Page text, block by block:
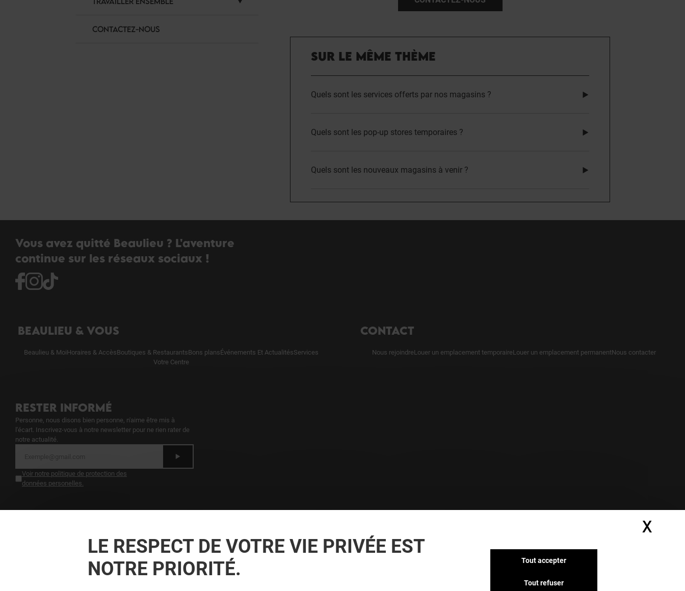
CONTACTEZ-NOUS
SUR LE MÊME THÈME
Quels sont les services offerts par nos magasins ?
Quels sont les pop-up stores temporaires ?
Quels sont les nouveaux magasins à venir ?
Vous avez quitté Beaulieu ? L'aventure
continue sur les réseaux sociaux !
BEAULIEU & VOUS
Beaulieu & MoiHoraires & AccèsBoutiques & RestaurantsBons plansÉvénements Et ActualitésServices
Votre Centre
CONTACT
Nous rejoindreLouer un emplacement temporaireLouer un emplacement permanentNous contacter
RESTER INFORMÉ
Personne, nous disons bien personne, n'aime être mis à
l'écart. Inscrivez-vous à notre newsletter pour ne rien rater de
notre actualité.
Voir notre politique de protection des
données personelles.
Devenez membre de Beaulieu & Moi pour bénéficier
d'avantages, d'offres et de services exclusifs dansLE RESPECT DE VOTRE VIE PRIVÉE EST
NOTRE PRIORITÉ.
Tout accepter
Tout refuser
X